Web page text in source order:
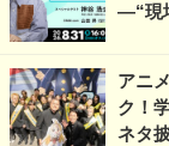
―“現
アニ
ク！
ネタ